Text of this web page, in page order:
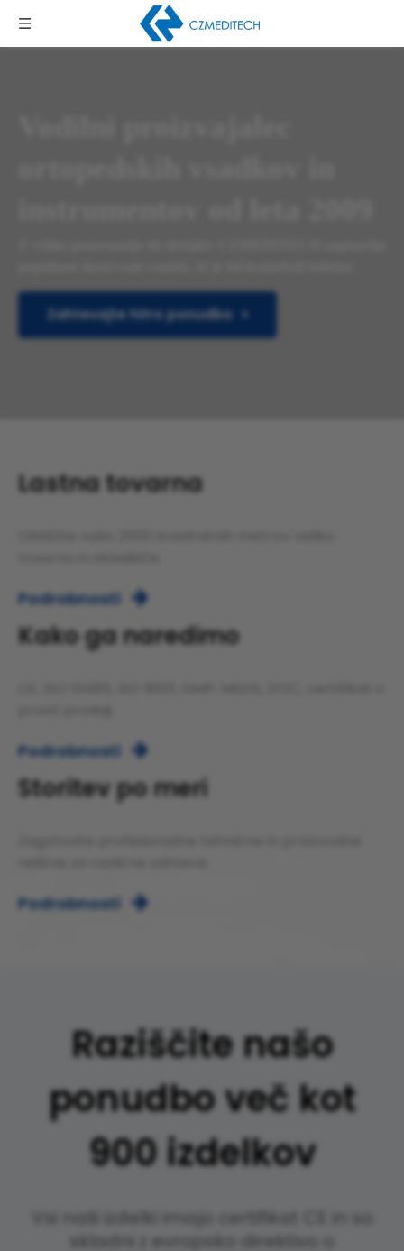
Zahtevajte hitro ponudbo
Lastna tovarna
Podrobnosti 
Kako ga naredimo
Podrobnosti 
Storitev po meri
Podrobnosti 
Raziščite našo
ponudbo več kot
900 izdelkov​​​​​​
Vsi naši izdelki imajo certifikat CE in so
skladni z evropsko direktivo o